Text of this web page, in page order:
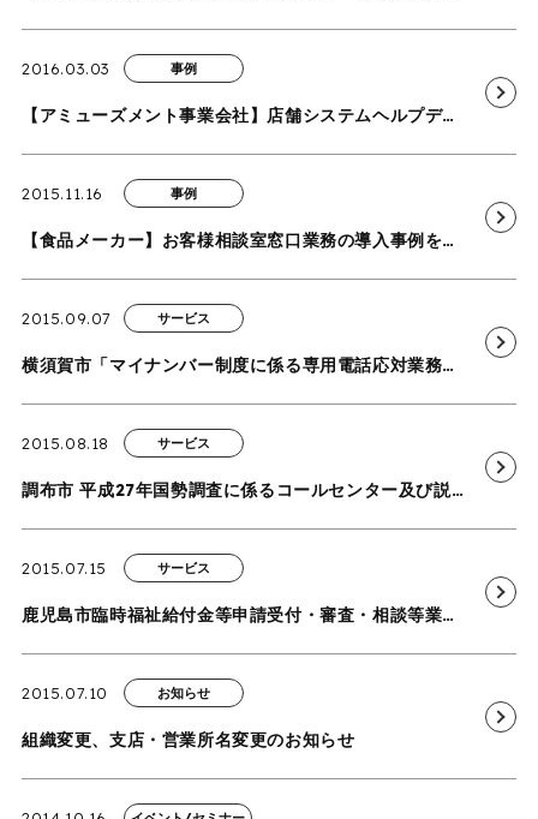
2016.03.03 事例
【アミューズメント事業会社】店舗システムヘルプデスクの導入事例を追加いたしました
2015.11.16 事例
【食品メーカー】お客様相談室窓口業務の導入事例を追加いたしました
2015.09.07 サービス
横須賀市「マイナンバー制度に係る専用電話応対業務」を受託
2015.08.18 サービス
調布市 平成27年国勢調査に係るコールセンター及び説明会運営業務委託を受託
2015.07.15 サービス
鹿児島市臨時福祉給付金等申請受付・審査・相談等業務を開始
2015.07.10 お知らせ
組織変更、支店・営業所名変更のお知らせ